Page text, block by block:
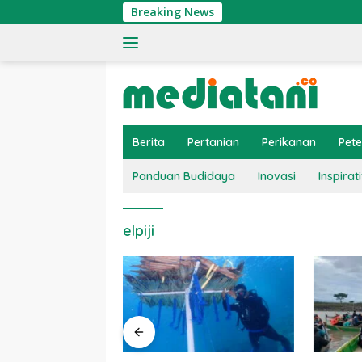
ke
Breaking News
Berita Pertanian Perikanan
Panduan Budidaya Inovasi
elpiji